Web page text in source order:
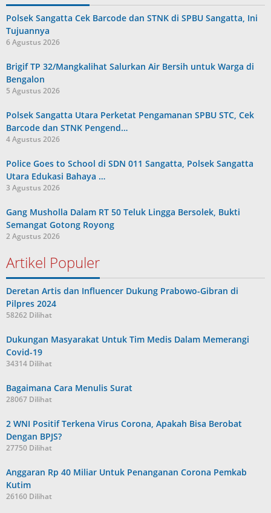
Polsek Sangatta Cek Barcode dan STNK di SPBU Sangatta, Ini
Tujuannya
6 Agustus 2026
Brigif TP 32/Mangkalihat Salurkan Air Bersih untuk Warga di
Bengalon
5 Agustus 2026
Polsek Sangatta Utara Perketat Pengamanan SPBU STC, Cek
Barcode dan STNK Pengend…
4 Agustus 2026
Police Goes to School di SDN 011 Sangatta, Polsek Sangatta
Utara Edukasi Bahaya …
3 Agustus 2026
Gang Musholla Dalam RT 50 Teluk Lingga Bersolek, Bukti
Semangat Gotong Royong
2 Agustus 2026
Artikel Populer
Deretan Artis dan Influencer Dukung Prabowo-Gibran di
Pilpres 2024
58262 Dilihat
Dukungan Masyarakat Untuk Tim Medis Dalam Memerangi
Covid-19
34314 Dilihat
Bagaimana Cara Menulis Surat
28067 Dilihat
2 WNI Positif Terkena Virus Corona, Apakah Bisa Berobat
Dengan BPJS?
27750 Dilihat
Anggaran Rp 40 Miliar Untuk Penanganan Corona Pemkab
Kutim
26160 Dilihat